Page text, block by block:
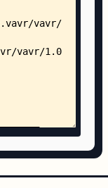
├──
├──
├──
├── HashMap.java
├──
├──
├──
├──
├── Map.java